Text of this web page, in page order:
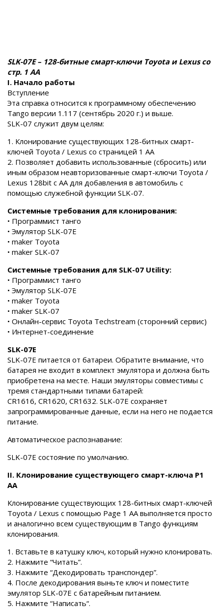
SLK-07E – 128-битные смарт-ключи Toyota и Lexus со
стр. 1 AA
I. Начало работы
Вступление
Эта справка относится к программному обеспечению
Tango версии 1.117 (сентябрь 2020 г.) и выше.
SLK-07 служит двум целям:
1. Клонирование существующих 128-битных смарт-
ключей Toyota / Lexus со страницей 1 AA
2. Позволяет добавить использованные (сбросить) или
иным образом неавторизованные смарт-ключи Toyota /
Lexus 128bit с AA для добавления в автомобиль с
помощью служебной функции SLK-07.
Системные требования для клонирования:
• Программист танго
• Эмулятор SLK-07E
• maker Toyota
• maker SLK-07
Системные требования для SLK-07 Utility:
• Программист танго
• Эмулятор SLK-07E
• maker Toyota
• maker SLK-07
• Онлайн-сервис Toyota Techstream (сторонний сервис)
• Интернет-соединение
SLK-07E
SLK-07E питается от батареи. Обратите внимание, что
батарея не входит в комплект эмулятора и должна быть
приобретена на месте. Наши эмуляторы совместимы с
тремя стандартными типами батарей:
CR1616, CR1620, CR1632. SLK-07E сохраняет
запрограммированные данные, если на него не подается
питание.
Автоматическое распознавание:
SLK-07E состояние по умолчанию.
II. Клонирование существующего смарт-ключа P1
AA
Клонирование существующих 128-битных смарт-ключей
Toyota / Lexus с помощью Page 1 AA выполняется просто
и аналогично всем существующим в Tango функциям
клонирования.
1. Вставьте в катушку ключ, который нужно клонировать.
2. Нажмите “Читать”.
3. Нажмите “Декодировать транспондер”.
4. После декодирования выньте ключ и поместите
эмулятор SLK-07E с батарейным питанием.
5. Нажмите “Написать“.